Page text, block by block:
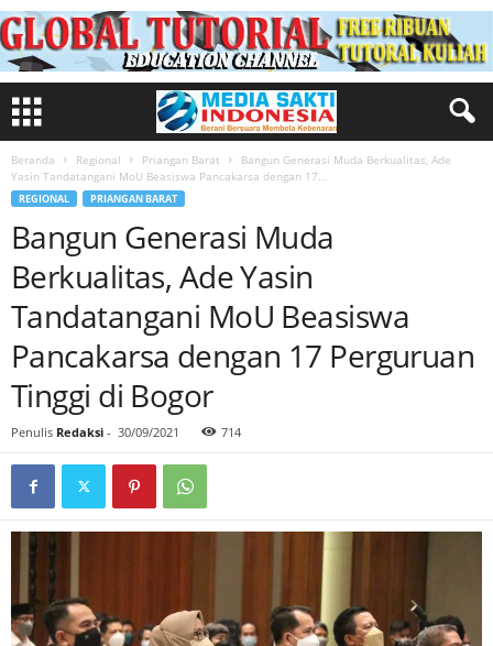
Beranda Regional Priangan Barat
Bangun Generasi Muda Berkualitas, Ade
Yasin Tandatangani MoU Beasiswa Pancakarsa dengan 17...
REGIONAL PRIANGAN BARAT
Bangun Generasi Muda
Berkualitas, Ade Yasin
Tandatangani MoU Beasiswa
Pancakarsa dengan 17 Perguruan
Tinggi di Bogor
Penulis Redaksi - 30/09/2021 714